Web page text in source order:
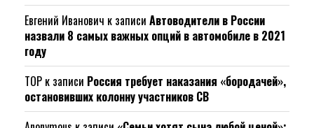
Евгений Иванович к записи Автоводители в России
назвали 8 самых важных опций в автомобиле в 2021
году
ТОР к записи Россия требует наказания «бородачей»,
остановивших колонну участников СВ